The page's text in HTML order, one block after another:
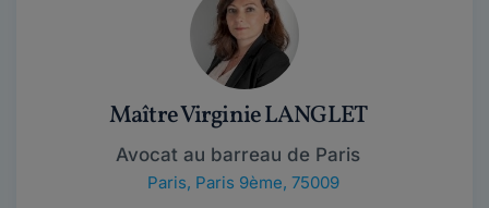
Maître Virginie LANGLET
Avocat au barreau de Paris
Paris, Paris 9ème, 75009